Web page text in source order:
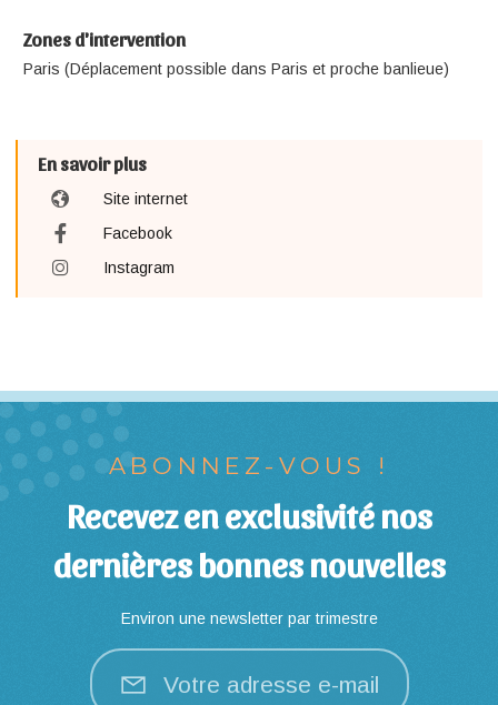
Zones d'intervention
Paris (Déplacement possible dans Paris et proche banlieue)
En savoir plus
Site internet
Facebook
Instagram
ABONNEZ-VOUS !
Recevez en exclusivité nos
dernières bonnes nouvelles
Environ une newsletter par trimestre
Votre adresse e-mail